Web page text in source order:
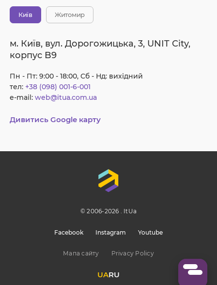
Київ Житомир
м. Київ, вул. Дорогожицька, 3, UNIT City,
корпус B9
Пн - Пт: 9:00 - 18:00, Сб - Нд: вихідний
тел: +38 (098) 001-6-001
e-mail: web@itua.com.ua
Дивитись Google карту
Мапа сайту Privacy Policy
RU
UA
© 2006-2026 . ItUa
Facebook Instagram Youtube